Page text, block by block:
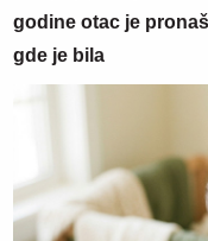
godine otac je
gde je bila